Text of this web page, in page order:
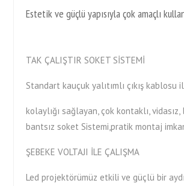
Estetik ve güçlü yapısıyla çok amaçlı
TAK ÇALIŞTIR SOKET SİSTEMİ
Standart kauçuk yalıtımlı çıkış kablosu
kolaylığı sağlayan, çok kontaklı, vidasız,
bantsız soket Sistemi,pratik montaj
ŞEBEKE VOLTAJI İLE ÇALIŞMA
Led projektörümüz etkili ve güçlü bir